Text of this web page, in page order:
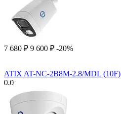
7 680 ₽ 9 600 ₽ -20%
ATIX AT-NC-2B8M-2.8/MDL (10F)
0.0